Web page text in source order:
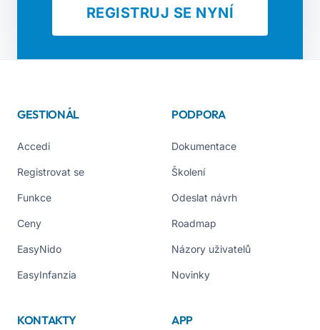
REGISTRUJ SE NYNÍ
GESTIONÁL
Accedi
Registrovat se
Funkce
Ceny
EasyNido
EasyInfanzia
PODPORA
Dokumentace
Školení
Odeslat návrh
Roadmap
Názory uživatelů
Novinky
KONTAKTY APP